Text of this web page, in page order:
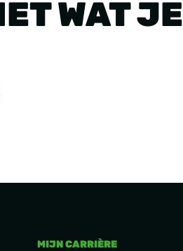
WAT JE
MIJN CARRIÈRE